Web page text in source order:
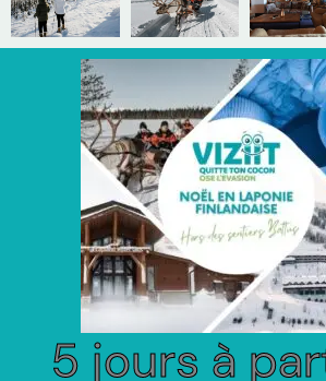
5 jours à